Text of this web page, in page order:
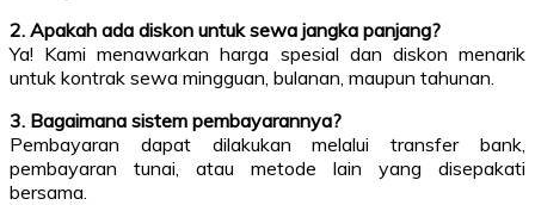
2. Apakah ada diskon untuk sewa jangka panjang?
Ya! Kami menawarkan harga spesial dan diskon menarik
untuk kontrak sewa mingguan, bulanan, maupun tahunan.
3. Bagaimana sistem pembayarannya?
Pembayaran dapat dilakukan melalui transfer bank,
pembayaran tunai, atau metode lain yang disepakati
bersama.